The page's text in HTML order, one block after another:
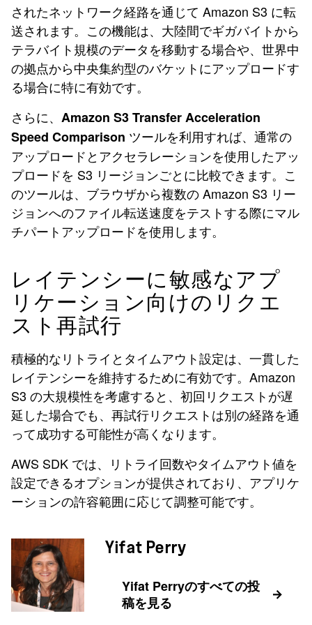
されたネットワーク経路を通じて Amazon S3 に転
送されます。この機能は、大陸間でギガバイトから
テラバイト規模のデータを移動する場合や、世界中
の拠点から中央集約型のバケットにアップロードす
る場合に特に有効です。
さらに、 Amazon S3 Transfer Acceleration
Speed Comparison ツールを利用すれば、通常の
アップロードとアクセラレーションを使用したアッ
プロードを S3 リージョンごとに比較できます。こ
のツールは、ブラウザから複数の Amazon S3 リー
ジョンへのファイル転送速度をテストする際にマル
チパートアップロードを使用します。
レイテンシーに敏感なアプ
リケーション向けのリクエ
スト再試行
積極的なリトライとタイムアウト設定は、一貫した
レイテンシーを維持するために有効です。Amazon
S3 の大規模性を考慮すると、初回リクエストが遅
延した場合でも、再試行リクエストは別の経路を通
って成功する可能性が高くなります。
AWS SDK では、リトライ回数やタイムアウト値を
設定できるオプションが提供されており、アプリケ
ーションの許容範囲に応じて調整可能です。
Yifat Perry
Yifat Perryのすべての投
稿を見る